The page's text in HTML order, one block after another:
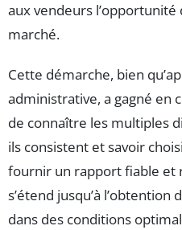
aux vendeurs
marché.
Cette démarche, bien
administrative, a gagné en
de connaître les multiples
ils consistent et savoir
fournir un rapport fiable et
s’étend jusqu’à l’obtention
dans des conditions